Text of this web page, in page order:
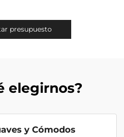
presupuesto
elegirnos?
y Cómodos